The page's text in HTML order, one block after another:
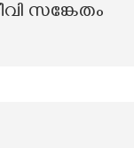
സങ്കേതം